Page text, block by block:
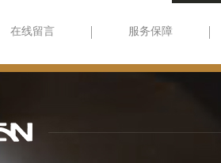
在线留言 服务保障